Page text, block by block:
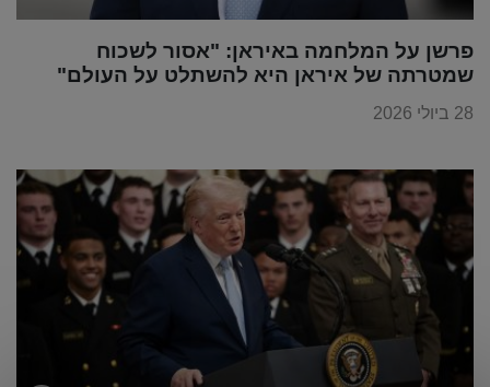
פרשן על המלחמה באיראן: "אסור לשכוח
שמטרתה של איראן היא להשתלט על העולם"
28 ביולי 2026